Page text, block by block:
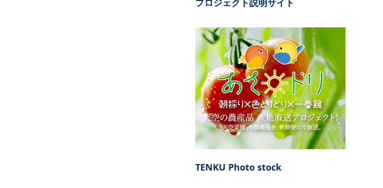
プロジェクト説明サイト
TENKU Photo stock